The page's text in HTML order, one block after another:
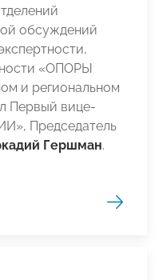
обсуждений
«ОПОРЫ
и региональном
Первый вице-
Председатель
Гершман.